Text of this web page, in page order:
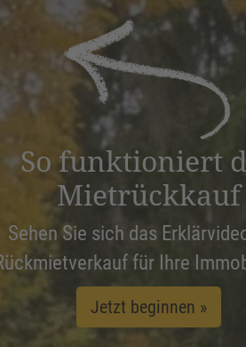
So funktioniert
Mietrückkauf
Sehen Sie sich das
für Ihre
Jetzt beginnen »